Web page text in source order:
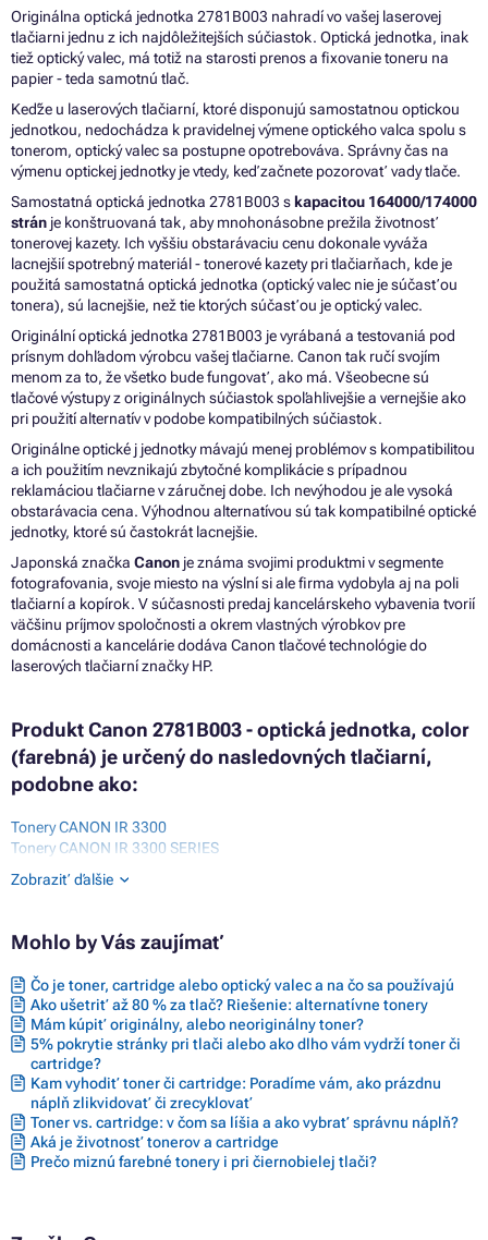
Originálna optická jednotka 2781B003 nahradí vo vašej laserovej
tlačiarni jednu z ich najdôležitejších súčiastok. Optická jednotka, inak
tiež optický valec, má totiž na starosti prenos a fixovanie toneru na
papier - teda samotnú tlač.
Keďže u laserových tlačiarní, ktoré disponujú samostatnou optickou
jednotkou, nedochádza k pravidelnej výmene optického valca spolu s
tonerom, optický valec sa postupne opotrebováva. Správny čas na
výmenu optickej jednotky je vtedy, keď začnete pozorovať vady tlače.
Samostatná optická jednotka 2781B003 s kapacitou 164000/174000
strán je konštruovaná tak, aby mnohonásobne prežila životnosť
tonerovej kazety. Ich vyššiu obstarávaciu cenu dokonale vyváža
lacnejšií spotrebný materiál - tonerové kazety pri tlačiarňach, kde je
použitá samostatná optická jednotka (optický valec nie je súčasťou
tonera), sú lacnejšie, než tie ktorých súčasťou je optický valec.
Originální optická jednotka 2781B003 je vyrábaná a testovaniá pod
prísnym dohľadom výrobcu vašej tlačiarne. Canon tak ručí svojím
menom za to, že všetko bude fungovať, ako má. Všeobecne sú
tlačové výstupy z originálnych súčiastok spoľahlivejšie a vernejšie ako
pri použití alternatív v podobe kompatibilných súčiastok.
Originálne optické j jednotky mávajú menej problémov s kompatibilitou
a ich použitím nevznikajú zbytočné komplikácie s prípadnou
reklamáciou tlačiarne v záručnej dobe. Ich nevýhodou je ale vysoká
obstarávacia cena. Výhodnou alternatívou sú tak kompatibilné optické
jednotky, ktoré sú častokrát lacnejšie.
Japonská značka Canon je známa svojimi produktmi v segmente
fotografovania, svoje miesto na výslní si ale firma vydobyla aj na poli
tlačiarní a kopírok. V súčasnosti predaj kancelárskeho vybavenia tvorií
väčšinu príjmov spoločnosti a okrem vlastných výrobkov pre
domácnosti a kancelárie dodáva Canon tlačové technológie do
laserových tlačiarní značky HP.
Produkt Canon 2781B003 - optická jednotka, color
(farebná) je určený do nasledovných tlačiarní,
podobne ako:
Tonery CANON IR 3300
Tonery CANON IR 3300 SERIES
Tonery CANON IR 3300E
Tonery CANON IR 3300EN
Tonery CANON IR ADV C7000 SERIES
Tonery CANON IR ADV C7055
Tonery CANON IR ADV C7055I
Tonery CANON IR ADV C7065
Tonery CANON IR ADV C7065I
Tonery CANON IR ADV C9000 SERIES
Tonery CANON IR ADV C9060 PRO
Tonery CANON IR ADV C9065 PRO
Tonery CANON IR ADV C9065S PRO
Tonery CANON IR ADV C9070 PRO
Tonery CANON IR ADV C9075 PRO
Tonery CANON IR ADV C9075S PRO
Zobraziť ďalšie
Mohlo by Vás zaujímať
Čo je toner, cartridge alebo optický valec a na čo sa používajú
Ako ušetriť až 80 % za tlač? Riešenie: alternatívne tonery
Mám kúpiť originálny, alebo neoriginálny toner?
5% pokrytie stránky pri tlači alebo ako dlho vám vydrží toner či
cartridge?
Kam vyhodiť toner či cartridge: Poradíme vám, ako prázdnu
náplň zlikvidovať či zrecyklovať
Toner vs. cartridge: v čom sa líšia a ako vybrať správnu náplň?
Aká je životnosť tonerov a cartridge
Prečo miznú farebné tonery i pri čiernobielej tlači?